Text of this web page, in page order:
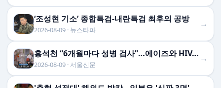
‘조성현 기소’ 종합특검-내란특검 최후의 공방
2026-08-09 · 뉴스타파
→
홍석천 “6개월마다 성병 검사”…에이즈와 HIV, 뭐가 다를까
2026-08-09 · 서울신문
→